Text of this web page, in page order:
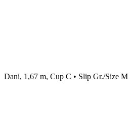
Dani, 1,67 m, Cup C • Slip Gr./Size M